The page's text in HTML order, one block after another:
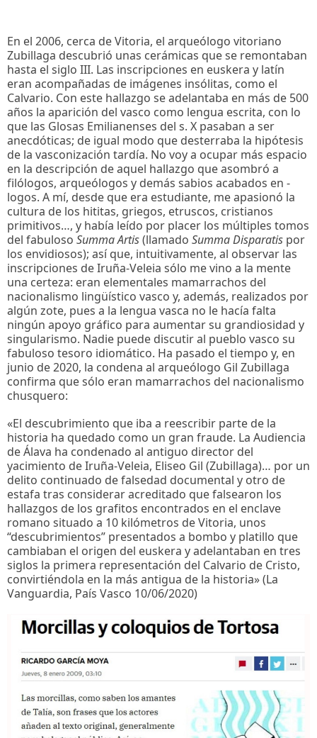
En el 2006, cerca de Vitoria, el arqueólogo vitoriano
Zubillaga descubrió unas cerámicas que se remontaban
hasta el siglo III. Las inscripciones en euskera y latín
eran acompañadas de imágenes insólitas, como el
Calvario. Con este hallazgo se adelantaba en más de 500
años la aparición del vasco como lengua escrita, con lo
que las Glosas Emilianenses del s. X pasaban a ser
anecdóticas; de igual modo que desterraba la hipótesis
de la vasconización tardía. No voy a ocupar más espacio
en la descripción de aquel hallazgo que asombró a
filólogos, arqueólogos y demás sabios acabados en -
logos. A mí, desde que era estudiante, me apasionó la
cultura de los hititas, griegos, etruscos, cristianos
primitivos…, y había leído por placer los múltiples tomos
del fabuloso Summa Artis(llamado Summa Disparatis por
los envidiosos); así que, intuitivamente, al observar las
inscripciones de Iruña-Veleia sólo me vino a la mente
una certeza: eran elementales mamarrachos del
nacionalismo lingüístico vasco y, además, realizados por
algún zote, pues a la lengua vasca no le hacía falta
ningún apoyo gráfico para aumentar su grandiosidad y
singularismo. Nadie puede discutir al pueblo vasco su
fabuloso tesoro idiomático. Ha pasado el tiempo y, en
junio de 2020, la condena al arqueólogo Gil Zubillaga
confirma que sólo eran mamarrachos del nacionalismo
chusquero:
«El descubrimiento que iba a reescribir parte de la
historia ha quedado como un gran fraude. La Audiencia
de Álava ha condenado al antiguo director del
yacimiento de Iruña-Veleia, Eliseo Gil (Zubillaga)… por un
delito continuado de falsedad documental y otro de
estafa tras considerar acreditado que falsearon los
hallazgos de los grafitos encontrados en el enclave
romano situado a 10 kilómetros de Vitoria, unos
“descubrimientos” presentados a bombo y platillo que
cambiaban el origen del euskera y adelantaban en tres
siglos la primera representación del Calvario de Cristo,
convirtiéndola en la más antigua de la historia» (La
Vanguardia, País Vasco 10/06/2020)